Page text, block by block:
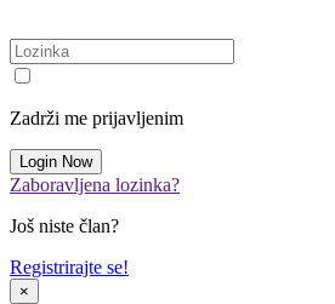
Zadrži me prijavljenim
Zaboravljena lozinka?
Još niste član?
Registrirajte se!
×